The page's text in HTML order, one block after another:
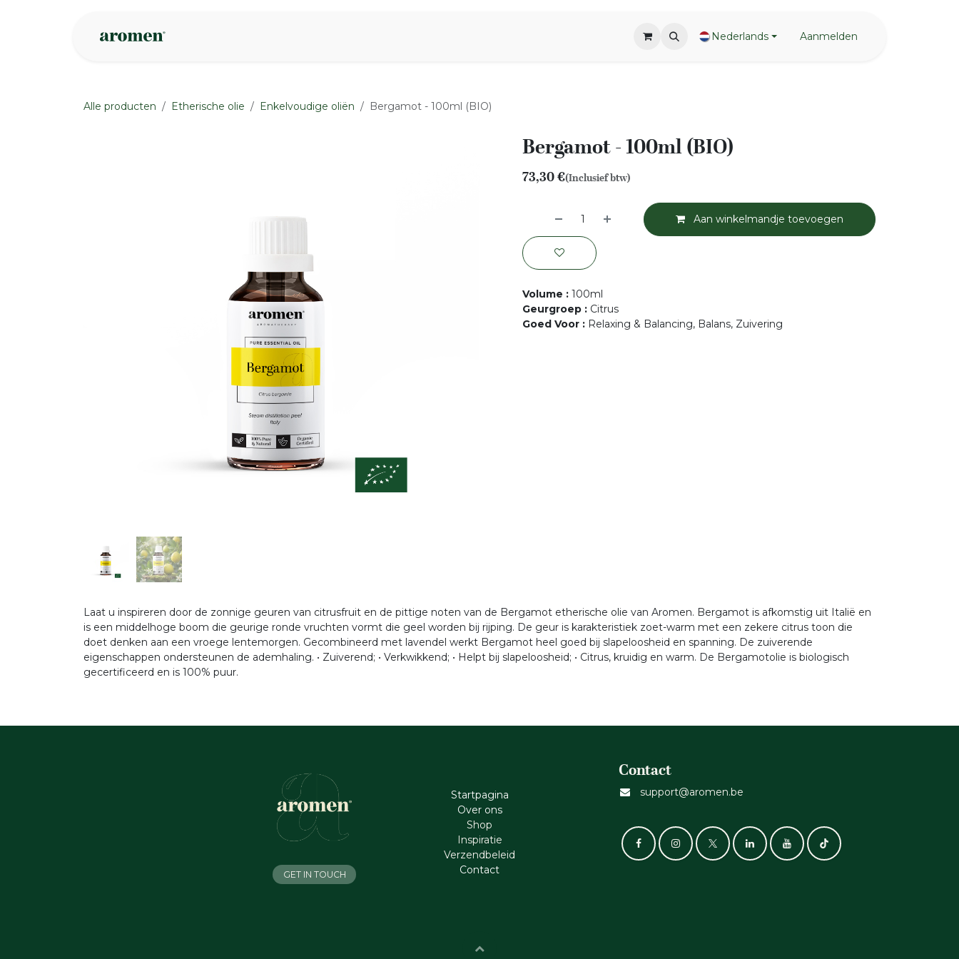
Nederlands Aanmelden
Alle producten Etherische olie Enkelvoudige oliën Bergamot - 100ml (BIO)
Bergamot - 100ml (BIO)
73,30€(Inclusief btw)
Aan winkelmandje toevoegen
Volume : 100ml
Geurgroep : Citrus
Goed Voor : Relaxing & Balancing, Balans, Zuivering
Laat u inspireren door de zonnige geuren van citrusfruit en de pittige noten van de Bergamot etherische olie van Aromen. Bergamot is afkomstig uit Italië en
is een middelhoge boom die geurige ronde vruchten vormt die geel worden bij rijping. De geur is karakteristiek zoet-warm met een zekere citrus toon die
doet denken aan een vroege lentemorgen. Gecombineerd met lavendel werkt Bergamot heel goed bij slapeloosheid en spanning. De zuiverende
eigenschappen ondersteunen de ademhaling. • Zuiverend; • Verkwikkend; • Helpt bij slapeloosheid; • Citrus, kruidig en warm. De Bergamotolie is biologisch
gecertificeerd en is 100% puur.
Startpagina
Ove​r​ ons
Shop
Inspiratie
Verzendbeleid
Cont​act
Contact
support@aromen.be
GET IN TOUCH